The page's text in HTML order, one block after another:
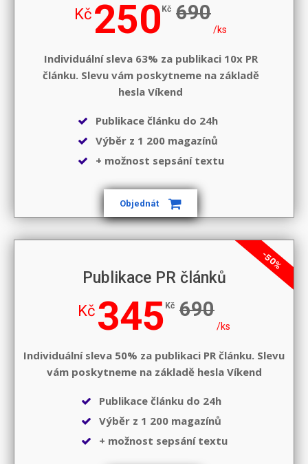
Kč 250 Kč 690
/ks
Individuální sleva 63% za publikaci 10x PR
článku. Slevu vám poskytneme na základě
hesla Víkend
Publikace článku do 24h
Výběr z 1 200 magazínů
+ možnost sepsání textu
Objednát
-50%
Publikace PR článků
Kč 345 Kč 690
/ks
Individuální sleva 50% za publikaci PR článku. Slevu
vám poskytneme na základě hesla Víkend
Publikace článku do 24h
Výběr z 1 200 magazínů
+ možnost sepsání textu